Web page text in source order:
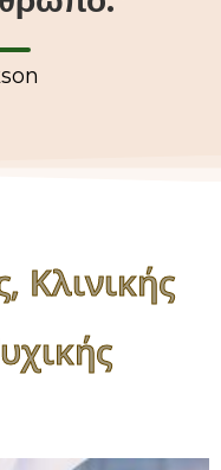
Κλινικής